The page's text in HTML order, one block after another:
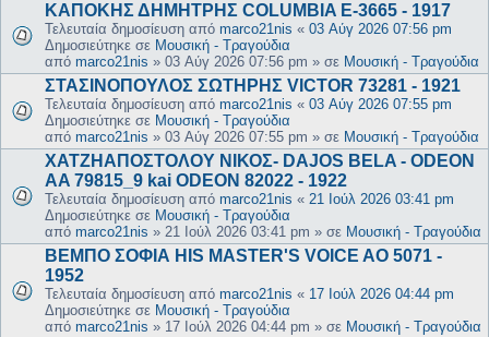
ΚΑΠΟΚΗΣ ΔΗΜΗΤΡΗΣ COLUMBIA E-3665 - 1917
Τελευταία δημοσίευση από marco21nis « 03 Αύγ 2026 07:56 pm
Δημοσιεύτηκε σε Μουσική - Τραγούδια
από marco21nis » 03 Αύγ 2026 07:56 pm » σε Μουσική - Τραγούδια
ΣΤΑΣΙΝΟΠΟΥΛΟΣ ΣΩΤΗΡΗΣ VICTOR 73281 - 1921
Τελευταία δημοσίευση από marco21nis « 03 Αύγ 2026 07:55 pm
Δημοσιεύτηκε σε Μουσική - Τραγούδια
από marco21nis » 03 Αύγ 2026 07:55 pm » σε Μουσική - Τραγούδια
ΧΑΤΖΗΑΠΟΣΤΟΛΟΥ ΝΙΚΟΣ- DAJOS BELA - ODEON
AA 79815_9 kai ODEON 82022 - 1922
Τελευταία δημοσίευση από marco21nis « 21 Ιούλ 2026 03:41 pm
Δημοσιεύτηκε σε Μουσική - Τραγούδια
από marco21nis » 21 Ιούλ 2026 03:41 pm » σε Μουσική - Τραγούδια
ΒΕΜΠΟ ΣΟΦΙΑ HIS MASTER'S VOICE AO 5071 -
1952
Τελευταία δημοσίευση από marco21nis « 17 Ιούλ 2026 04:44 pm
Δημοσιεύτηκε σε Μουσική - Τραγούδια
από marco21nis » 17 Ιούλ 2026 04:44 pm » σε Μουσική - Τραγούδια